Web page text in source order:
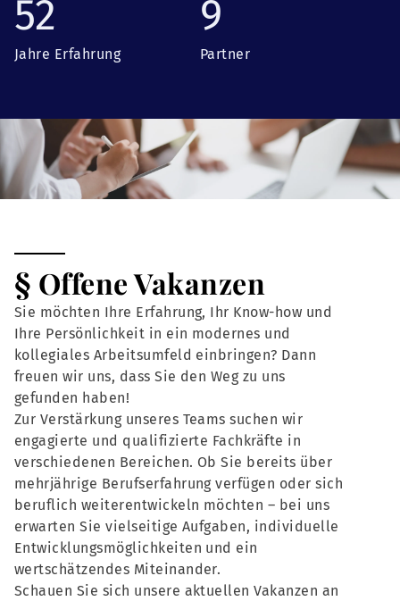
52
Jahre Erfahrung
9
Partner
§ Offene Vakanzen
Sie möchten Ihre Erfahrung, Ihr Know-how und
Ihre Persönlichkeit in ein modernes und
kollegiales Arbeitsumfeld einbringen? Dann
freuen wir uns, dass Sie den Weg zu uns
gefunden haben!
Zur Verstärkung unseres Teams suchen wir
engagierte und qualifizierte Fachkräfte in
verschiedenen Bereichen. Ob Sie bereits über
mehrjährige Berufserfahrung verfügen oder sich
beruflich weiterentwickeln möchten – bei uns
erwarten Sie vielseitige Aufgaben, individuelle
Entwicklungsmöglichkeiten und ein
wertschätzendes Miteinander.
Schauen Sie sich unsere aktuellen Vakanzen an